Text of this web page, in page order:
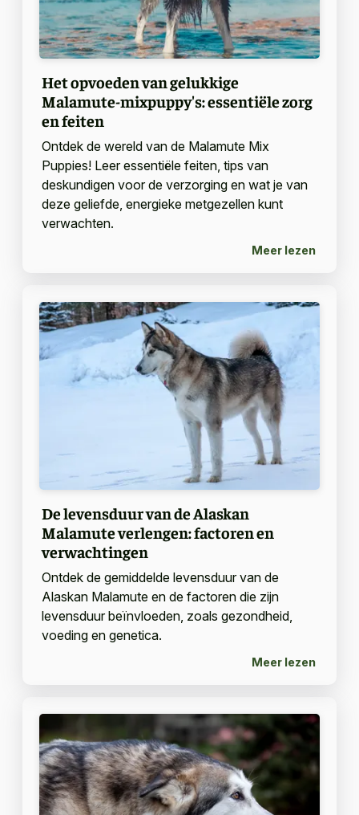
Het opvoeden van gelukkige
Malamute-mixpuppy's: essentiële zorg
en feiten
Ontdek de wereld van de Malamute Mix
Puppies! Leer essentiële feiten, tips van
deskundigen voor de verzorging en wat je van
deze geliefde, energieke metgezellen kunt
verwachten.
Meer lezen
De levensduur van de Alaskan
Malamute verlengen: factoren en
verwachtingen
Ontdek de gemiddelde levensduur van de
Alaskan Malamute en de factoren die zijn
levensduur beïnvloeden, zoals gezondheid,
voeding en genetica.
Meer lezen